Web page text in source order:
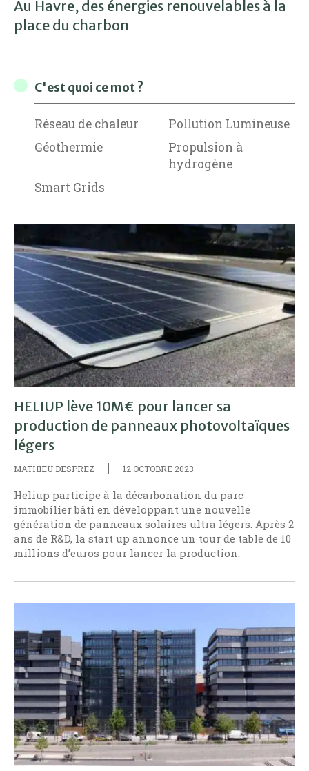
Au Havre, des énergies renouvelables à la
place du charbon
C'est quoi ce mot ?
Réseau de chaleur
Pollution Lumineuse
Géothermie
Propulsion à
hydrogène
Smart Grids
HELIUP lève 10M€ pour lancer sa
production de panneaux photovoltaïques
légers
MATHIEU DESPREZ 12 OCTOBRE 2023
Heliup participe à la décarbonation du parc
immobilier bâti en développant une nouvelle
génération de panneaux solaires ultra légers. Après 2
ans de R&D, la start up annonce un tour de table de 10
millions d’euros pour lancer la production.